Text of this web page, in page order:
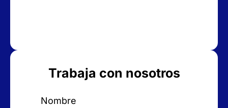
Trabaja con nosotros
Nombre